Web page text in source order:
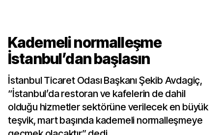
Kademeli normalleşme
İstanbul’dan başlasın
İstanbul Ticaret Odası Başkanı Şekib Avdagiç,
“İstanbul’da restoran ve kafelerin de dahil
olduğu hizmetler sektörüne verilecek en büyük
teşvik, mart başında kademeli normalleşmeye